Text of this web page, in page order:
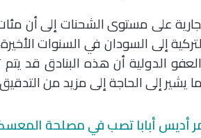
على مستوى الشحنات إلى أن
إلى السودان في السنوات
الدولية أن هذه البنادق قد
إلى الحاجة إلى مزيد من
أديس أبابا تصب في مصلحة